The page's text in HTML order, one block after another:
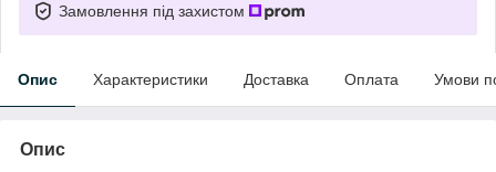
Замовлення під захистом
Опис Характеристики Доставка Оплата Умови
Опис